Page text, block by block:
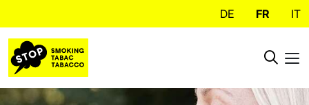
DE FR IT